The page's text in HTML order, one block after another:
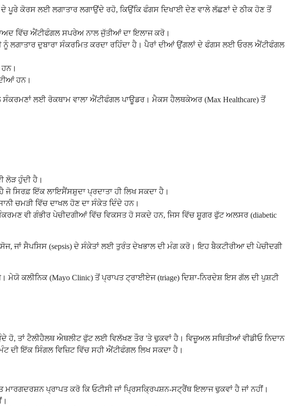
ਪੂਰੇ ਕੋਰਸ ਲਈ ਲਗਾਤਾਰ ਲਗਾਉਂਦੇ ਰਹੋ, ਕਿਉਂਕਿ ਫੰਗਸ ਦਿਖਾਈ ਦੇਣ ਵਾਲੇ ਲੱਛਣਾਂ ਦੇ ਠੀਕ ਹੋਣ ਤੋਂ
ਵਿੱਚ ਐਂਟੀਫੰਗਲ ਸਪਰੇਅ ਨਾਲ ਜੁੱਤੀਆਂ ਦਾ ਇਲਾਜ ਕਰੋ।
ਲਗਾਤਾਰ ਦੁਬਾਰਾ ਸੰਕਰਮਿਤ ਕਰਦਾ ਰਹਿੰਦਾ ਹੈ। ਪੈਰਾਂ ਦੀਆਂ ਉਂਗਲਾਂ ਦੇ ਫੰਗਸ ਲਈ ਓਰਲ ਐਂਟੀਫੰਗਲ
ਹਨ।
ਸੰਕਰਮਣਾਂ ਲਈ ਰੋਕਥਾਮ ਵਾਲਾ ਐਂਟੀਫੰਗਲ ਪਾਊਡਰ। ਮੈਕਸ ਹੈਲਥਕੇਅਰ (Max Healthcare) ਤੋਂ
ਲੋੜ ਹੁੰਦੀ ਹੈ।
ਸਿਰਫ਼ ਇੱਕ ਲਾਇਸੈਂਸਸ਼ੁਦਾ ਪ੍ਰਦਾਤਾ ਹੀ ਲਿਖ ਸਕਦਾ ਹੈ।
ਚਮੜੀ ਵਿੱਚ ਦਾਖਲ ਹੋਣ ਦਾ ਸੰਕੇਤ ਦਿੰਦੇ ਹਨ।
ਵੀ ਗੰਭੀਰ ਪੇਚੀਦਗੀਆਂ ਵਿੱਚ ਵਿਕਸਤ ਹੋ ਸਕਦੇ ਹਨ, ਜਿਸ ਵਿੱਚ ਸ਼ੂਗਰ ਫੁੱਟ ਅਲਸਰ (diabetic
ਜਾਂ ਸੈਪਸਿਸ (sepsis) ਦੇ ਸੰਕੇਤਾਂ ਲਈ ਤੁਰੰਤ ਦੇਖਭਾਲ ਦੀ ਮੰਗ ਕਰੋ। ਇਹ ਬੈਕਟੀਰੀਆ ਦੀ ਪੇਚੀਦਗੀ
ਮੇਯੋ ਕਲੀਨਿਕ (Mayo Clinic) ਤੋਂ ਪ੍ਰਾਪਤ ਟ੍ਰਾਈਏਜ (triage) ਦਿਸ਼ਾ-ਨਿਰਦੇਸ਼ ਇਸ ਗੱਲ ਦੀ ਪੁਸ਼ਟੀ
ਹੋ, ਤਾਂ ਟੈਲੀਹੈਲਥ ਐਥਲੀਟ ਫੁੱਟ ਲਈ ਵਿਲੱਖਣ ਤੌਰ 'ਤੇ ਢੁਕਵਾਂ ਹੈ। ਵਿਜ਼ੂਅਲ ਸਥਿਤੀਆਂ ਵੀਡੀਓ ਨਿਦਾਨ
ਦੀ ਇੱਕ ਸਿੰਗਲ ਵਿਜ਼ਿਟ ਵਿੱਚ ਸਹੀ ਐਂਟੀਫੰਗਲ ਲਿਖ ਸਕਦਾ ਹੈ।
ਪ੍ਰਾਪਤ ਕਰੋ ਕਿ ਓਟੀਸੀ ਜਾਂ ਪ੍ਰਿਸਕ੍ਰਿਪਸ਼ਨ-ਸਟ੍ਰੈਂਥ ਇਲਾਜ ਢੁਕਵਾਂ ਹੈ ਜਾਂ ਨਹੀਂ।